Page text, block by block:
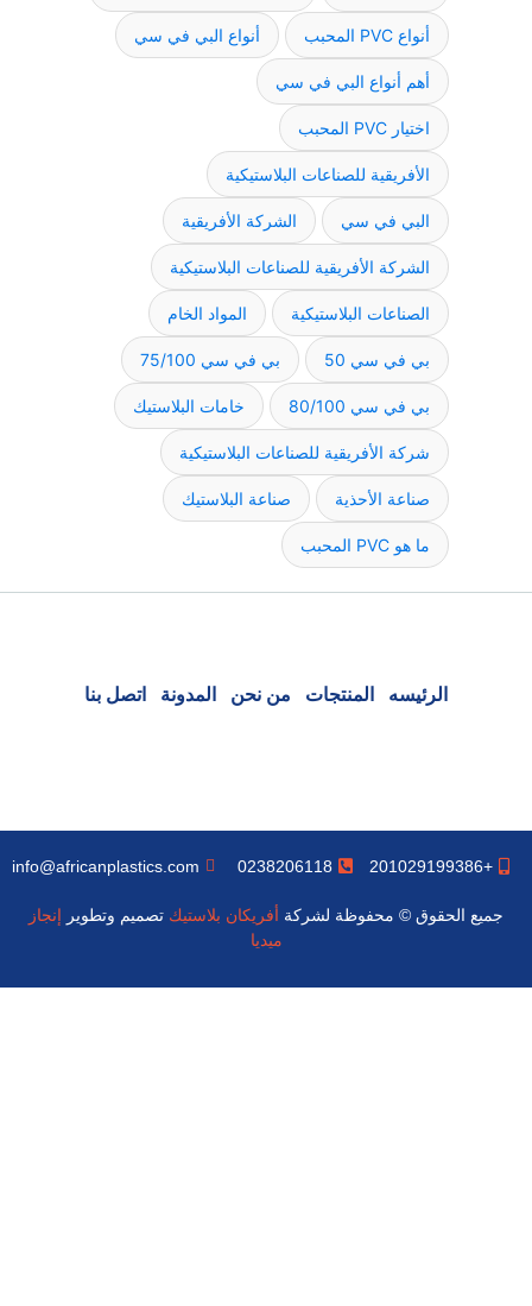
أنواع PVC المحبب أنواع البي في سي
أهم أنواع البي في سي
اختيار PVC المحبب
الأفريقية للصناعات البلاستيكية
البي في سي الشركة الأفريقية
الشركة الأفريقية للصناعات البلاستيكية
الصناعات البلاستيكية المواد الخام
بي في سي 50 بي في سي 75/100
بي في سي 80/100 خامات البلاستيك
شركة الأفريقية للصناعات البلاستيكية
صناعة الأحذية صناعة البلاستيك
ما هو PVC المحبب
الرئيسه المنتجات من نحن المدونة اتصل بنا
جميع الحقوق © محفوظة لشركة أفريكان بلاستيك تصميم وتطوير إنجاز
ميديا
+201029199386
0238206118
info@africanplastics.com